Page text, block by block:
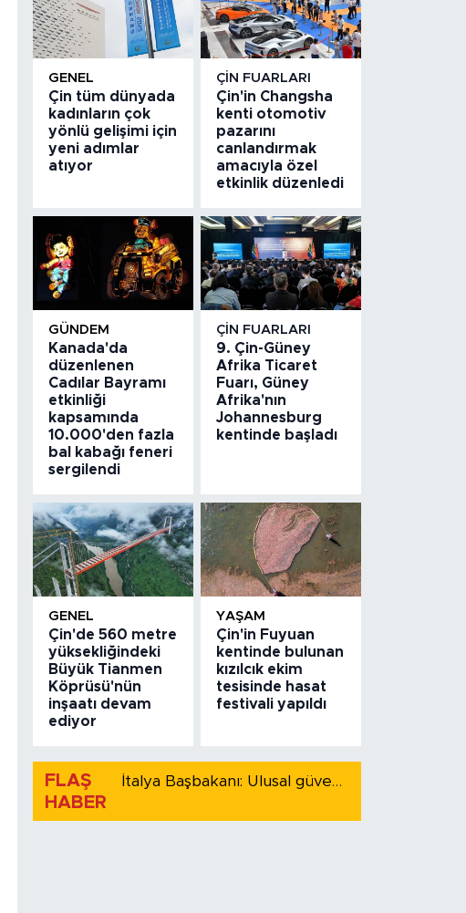
GENEL
Çin tüm dünyada
kadınların çok
yönlü gelişimi için
yeni adımlar
atıyor
ÇIN FUARLARI
Çin'in Changsha
kenti otomotiv
pazarını
canlandırmak
amacıyla özel
etkinlik düzenledi
GÜNDEM
Kanada'da
düzenlenen
Cadılar Bayramı
etkinliği
kapsamında
10.000'den fazla
bal kabağı feneri
sergilendi
ÇIN FUARLARI
9. Çin-Güney
Afrika Ticaret
Fuarı, Güney
Afrika'nın
Johannesburg
kentinde başladı
GENEL
Çin'de 560 metre
yüksekliğindeki
Büyük Tianmen
Köprüsü'nün
inşaatı devam
ediyor
YAŞAM
Çin'in Fuyuan
kentinde bulunan
kızılcık ekim
tesisinde hasat
festivali yapıldı
FLAŞ
HABER
İtalya Başbakanı: Ulusal güvenliği korumak için İspanya ile Schengen kapsamındaki serbest dolaşımı askıya alıyoruz